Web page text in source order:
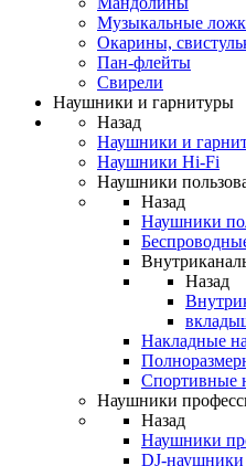
Музыкальные
Окарины,
Пан-флейты
Свирели
Наушники и гарнитуры
Назад
Наушники и
Наушники Hi-Fi
Наушники
Назад
Наушники
Назад
Накладные
Спортивные
Наушники
Назад
Наушники
DJ-наушники